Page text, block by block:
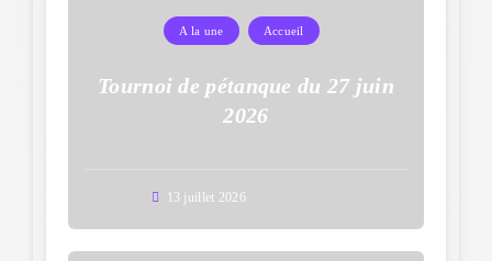
A la une Accueil
Tournoi de pétanque du 27 juin
2026
13 juillet 2026